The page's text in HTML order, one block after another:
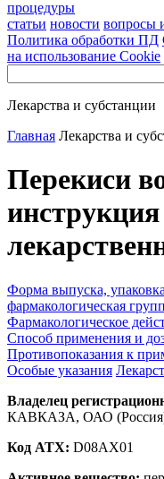
процедуры
статьи новости вопросы
Политика обработки ПД
на использование Cookie
Лекарства и субстанции
Главная Лекарства и
Перекиси
Форма выпуска,
фармакологическая
Фармакологическое
Способ применения и
Противопоказания к
Особые указания
Владелец
КАВКАЗА, ОАО
Код ATX: D08AX01